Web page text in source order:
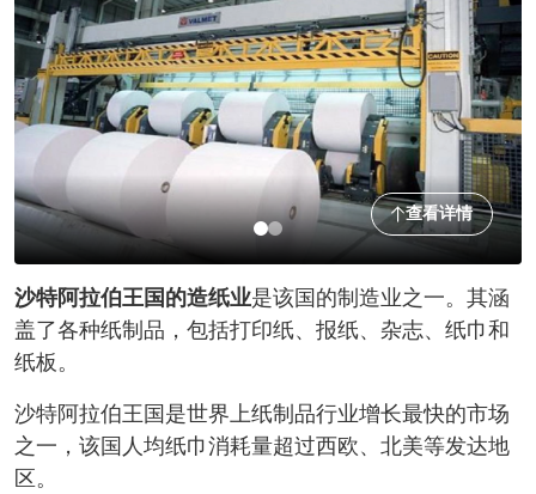
查看详情
沙特阿拉伯王国的造纸业是该国的制造业之一。其涵
盖了各种纸制品，包括打印纸、报纸、杂志、纸巾和
纸板。
沙特阿拉伯王国是世界上纸制品行业增长最快的市场
之一，该国人均纸巾消耗量超过西欧、北美等发达地
区。